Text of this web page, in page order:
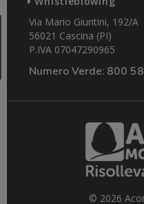
Via Mario Giuntini, 192/A
56021 Cascina (PI)
P.IVA 07047290965
Numero Verde: 800
© 2026